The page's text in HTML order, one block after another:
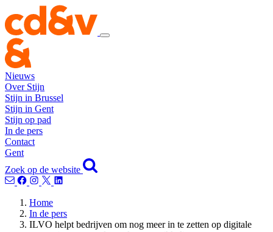
Nieuws
Over Stijn
Stijn in Brussel
Stijn in Gent
Stijn op pad
In de pers
Contact
Gent
Zoek op de website
Home
In de pers
ILVO helpt bedrijven om nog meer in te zetten op digitale